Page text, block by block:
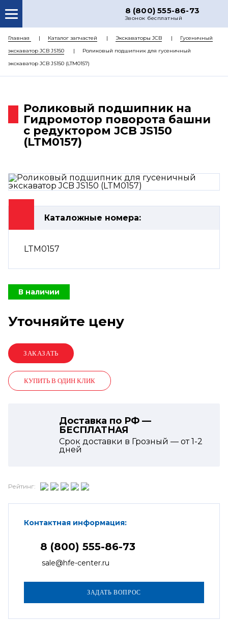
8 (800) 555-86-73
Звонок бесплатный
О НАС
КАТАЛОГ ЗАПЧАСТЕЙ
РЕМОНТ
ЦЕНЫ
КОНТАКТЫ
Главная Каталог запчастей Экскаваторы JCB
Гусеничный
экскаватор JCB JS150
Роликовый подшипник для гусеничный
экскаватор JCB JS150 (LTM0157)
Роликовый подшипник на
Гидромотор поворота башни
с редуктором JCB JS150
(LTM0157)
Каталожные номера:
LTM0157
В наличии
Уточняйте цену
КУПИТЬ В ОДИН КЛИК
Доставка по РФ —
БЕСПЛАТНАЯ
Срок доставки в Грозный — от1-2
дней
Рейтинг:
Контактная информация:
8 (800) 555-86-73
sale@hfe-center.ru